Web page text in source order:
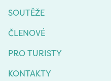
SOUTĚŽE
ČLENOVÉ
PRO TURISTY
KONTAKTY